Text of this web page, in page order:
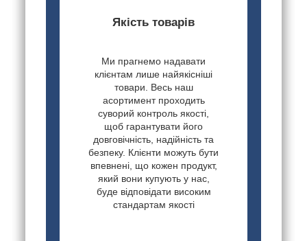
Якість товарів
Ми прагнемо надавати
клієнтам лише найякісніші
товари. Весь наш
асортимент проходить
суворий контроль якості,
щоб гарантувати його
довговічність, надійність та
безпеку. Клієнти можуть бути
впевнені, що кожен продукт,
який вони купують у нас,
буде відповідати високим
стандартам якості